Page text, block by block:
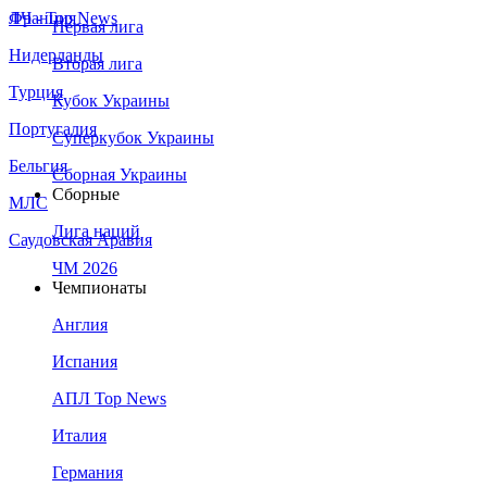
Франция
Нидерланды
Турция
Португалия
Бельгия
МЛС
Саудовская Аравия
ЛЧ - Top News
Первая лига
Вторая лига
Кубок Украины
Суперкубок Украины
Сборная Украины
Сборные
Лига наций
ЧМ 2026
Чемпионаты
Англия
Испания
АПЛ Top News
Италия
Германия